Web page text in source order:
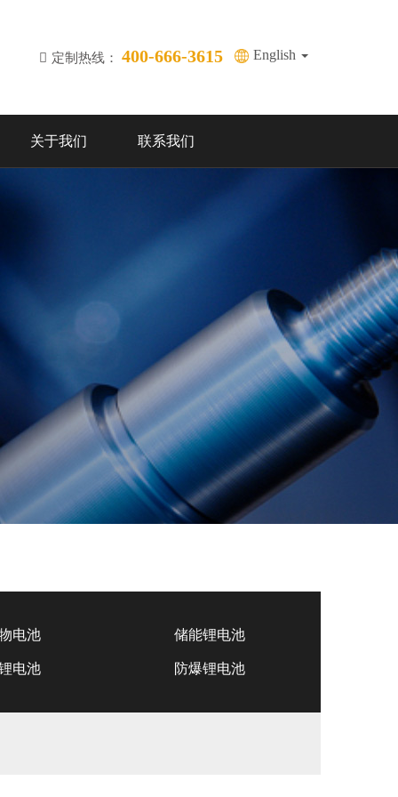
定制热线： 400-666-3615 English
关于我们 联系我们
电池 储能锂电池
电池 防爆锂电池